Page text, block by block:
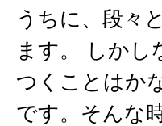
うちに、段々
ます。 しかし
つくことはか
です。そんな